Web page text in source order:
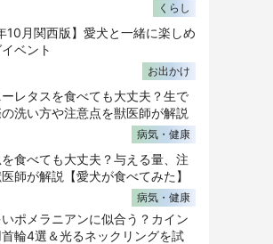
くらし
10月関西版】愛犬と一緒に楽しめ
ベント
お出かけ
レタスを食べても大丈夫？生で
洗い方や注意点を獣医師が解説
病気・健康
食べても大丈夫？与える量、注
師が解説【愛犬が食べてみた】
病気・健康
ポメラニアンに似合う？カイン
首輪4選＆光るネックリングを試